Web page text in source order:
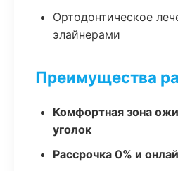
Ортодонтическое
элайнерами
Преимущества
Комфортная зона
уголок
Рассрочка 0% и